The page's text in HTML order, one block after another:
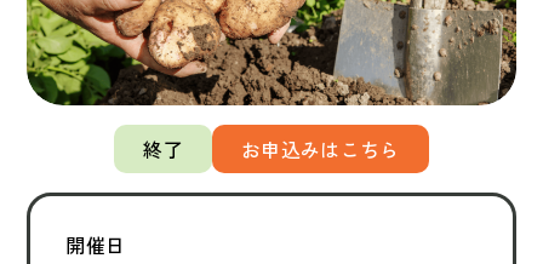
終了 お申込みはこちら
開催日